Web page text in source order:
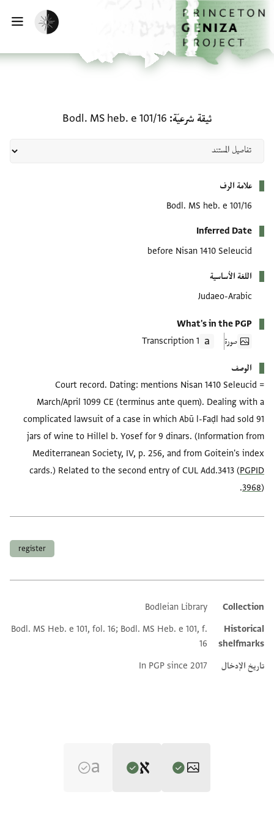
إلى المحتوى الرئيسي
الرئيسية
تفعيل الوضع المظلم
ثيقة شرعيّة Bodl. MS heb. e 101/16
علامة الرف
Bodl. MS heb. e 101/16
Inferred Date
before Nisan 1410 Seleucid
اللغة الأساسية
Judaeo-Arabic
What's in the PGP
صورة
1 Transcription
الوصف
Court record. Dating: mentions Nisan 1410 Seleucid =
March/April 1099 CE (terminus ante quem). Dealing with a
complicated lawsuit of a case in which Abū l-Faḍl had sold 91
jars of wine to Hillel b. Yosef for 9 dinars. (Information from
Mediterranean Society, IV, p. 256, and from Goitein's index
cards.) Related to the second entry of CUL Add.3413 (PGPID
3968).
register
Additional metadata
Collection
Bodleian Library
Historical
shelfmarks
Bodl. MS Heb. e 101, fol. 16; Bodl. MS Heb. e 101, f.
16
تاريخ الإدخال
In PGP since 2017